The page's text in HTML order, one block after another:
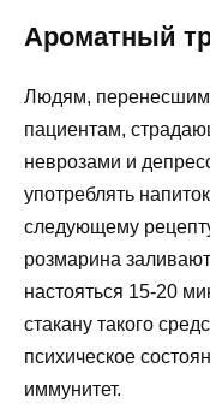
Ароматный
Людям, перенесшим
пациентам,
неврозами и
употреблять
следующему
розмарина
настояться 15-20
стакану такого
психическое
иммунитет.